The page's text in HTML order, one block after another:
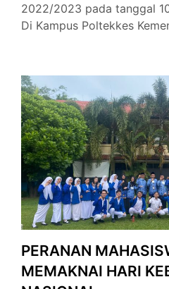
2022/2023 pada tanggal
Di Kampus Poltekkes
PERANAN
MEMAKNAI HARI